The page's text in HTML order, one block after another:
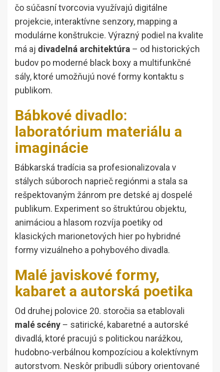
čo súčasní tvorcovia využívajú digitálne
projekcie, interaktívne senzory, mapping a
modulárne konštrukcie. Výrazný podiel na kvalite
má aj divadelná architektúra – od historických
budov po moderné black boxy a multifunkčné
sály, ktoré umožňujú nové formy kontaktu s
publikom.
Bábkové divadlo:
laboratórium materiálu a
imaginácie
Bábkarská tradícia sa profesionalizovala v
stálych súboroch naprieč regiónmi a stala sa
rešpektovaným žánrom pre detské aj dospelé
publikum. Experiment so štruktúrou objektu,
animáciou a hlasom rozvíja poetiky od
klasických marionetových hier po hybridné
formy vizuálneho a pohybového divadla.
Malé javiskové formy,
kabaret a autorská poetika
Od druhej polovice 20. storočia sa etablovali
malé scény – satirické, kabaretné a autorské
divadlá, ktoré pracujú s politickou narážkou,
hudobno-verbálnou kompozíciou a kolektívnym
autorstvom. Neskôr pribudli súbory orientované